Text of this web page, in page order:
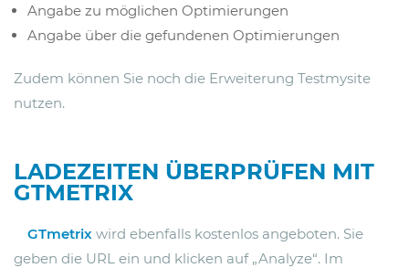
Angabe zu möglichen Optimierungen
Angabe über die gefundenen Optimierungen
Zudem können Sie noch die Erweiterung Testmysite
nutzen.
LADEZEITEN ÜBERPRÜFEN MIT
GTMETRIX
GTmetrix wird ebenfalls kostenlos angeboten. Sie
geben die URL ein und klicken auf „Analyze“. Im